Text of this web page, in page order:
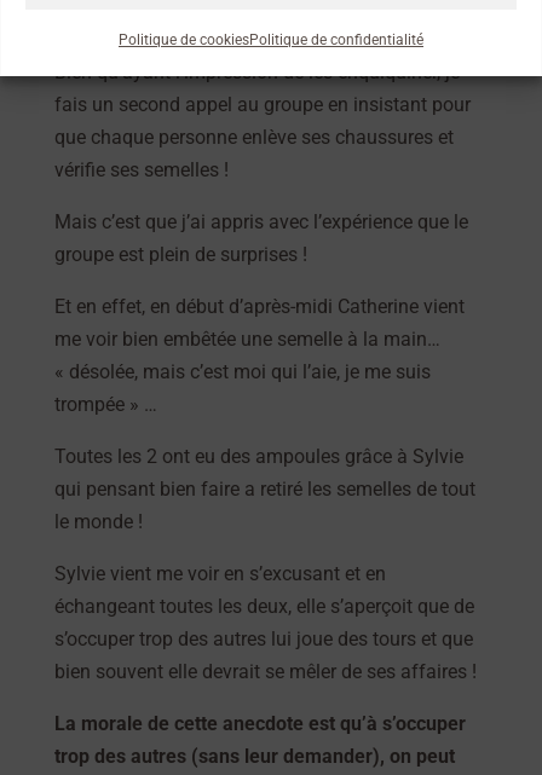
Politique de cookiesPolitique de confidentialité
Bien qu’ayant l’impression de les enquiquiner, je
fais un second appel au groupe en insistant pour
que chaque personne enlève ses chaussures et
vérifie ses semelles !
Mais c’est que j’ai appris avec l’expérience que le
groupe est plein de surprises !
Et en effet, en début d’après-midi Catherine vient
me voir bien embêtée une semelle à la main…
« désolée, mais c’est moi qui l’aie, je me suis
trompée » …
Toutes les 2 ont eu des ampoules grâce à Sylvie
qui pensant bien faire a retiré les semelles de tout
le monde !
Sylvie vient me voir en s’excusant et en
échangeant toutes les deux, elle s’aperçoit que de
s’occuper trop des autres lui joue des tours et que
bien souvent elle devrait se mêler de ses affaires !
La morale de cette anecdote est qu’à s’occuper
trop des autres (sans leur demander), on peut